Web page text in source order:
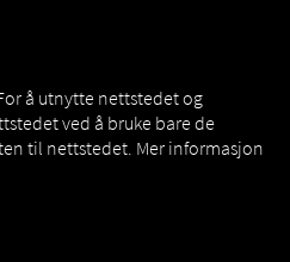
å utnytte nettstedet og
ved å bruke bare de
til nettstedet. Mer informasjon